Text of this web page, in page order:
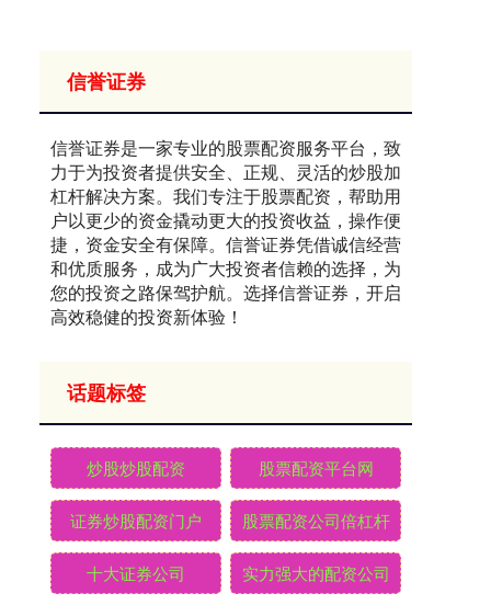
信誉证券
信誉证券是一家专业的股票配资服务平台，致
力于为投资者提供安全、正规、灵活的炒股加
杠杆解决方案。我们专注于股票配资，帮助用
户以更少的资金撬动更大的投资收益，操作便
捷，资金安全有保障。信誉证券凭借诚信经营
和优质服务，成为广大投资者信赖的选择，为
您的投资之路保驾护航。选择信誉证券，开启
高效稳健的投资新体验！
话题标签
炒股炒股配资 股票配资平台网
证券炒股配资门户 股票配资公司倍杠杆
十大证券公司 实力强大的配资公司